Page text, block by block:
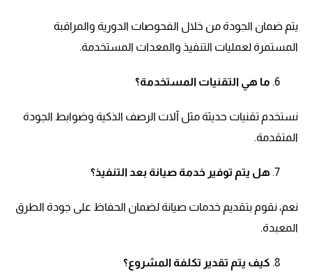
يتم ضمان الجودة من خلال الفحوصات الدورية والمراقبة
المستمرة لعمليات التنفيذ والمعدات المستخدمة.
ما هي التقنيات المستخدمة؟
نستخدم تقنيات حديثة مثل آلات الرصف الذكية وضوابط الجودة
المتقدمة.
هل يتم توفير خدمة صيانة بعد التنفيذ؟
نعم، نقوم بتقديم خدمات صيانة لضمان الحفاظ على جودة الطرق
المعبدة.
كيف يتم تقدير تكلفة المشروع؟